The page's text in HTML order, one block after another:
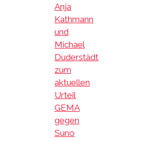
Anja
Kathmann
und
Michael
Duderstädt
zum
aktuellen
Urteil
GEMA
gegen
Suno